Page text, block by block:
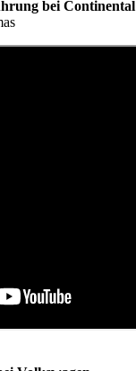
bei Continental